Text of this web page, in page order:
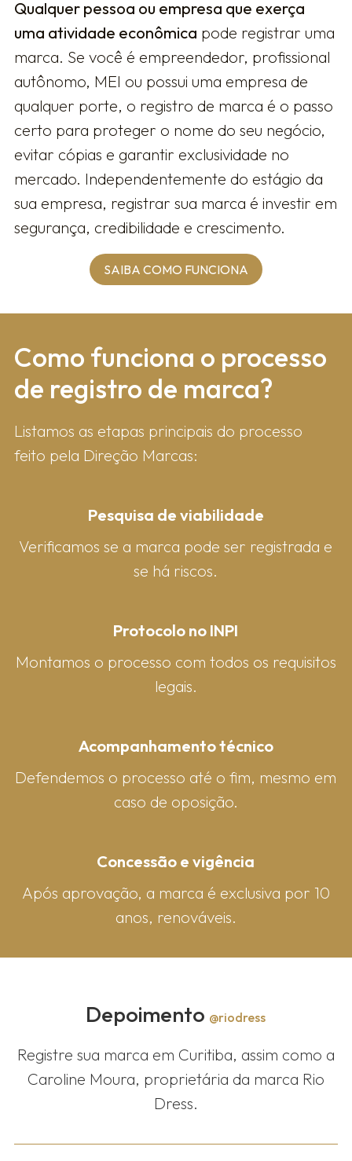
Qualquer pessoa ou empresa que exerça
uma atividade econômica pode registrar uma
marca. Se você é empreendedor, profissional
autônomo, MEI ou possui uma empresa de
qualquer porte, o registro de marca é o passo
certo para proteger o nome do seu negócio,
evitar cópias e garantir exclusividade no
mercado. Independentemente do estágio da
sua empresa, registrar sua marca é investir em
segurança, credibilidade e crescimento.
SAIBA COMO FUNCIONA
Como fun​ciona o processo
de registro de marca?
Listamos as etapas principais do processo
feito pela Direção Marcas:
Pesquisa de viabilidade
Verificamos se a marca pode ser registrada e
se há riscos.
Protocolo no INPI
Montamos o processo com todos os requisitos
legais.
Acompanhamento técnico
Defendemos o processo até o fim, mesmo em
caso de oposição.
Concessão e vigência
Após aprovação, a marca é exclusiva por 10
anos, renováveis.
Depoimento @riodress
Registre sua marca em Curitiba, assim como a
Caroline Moura, proprietária da marca Rio
Dress.